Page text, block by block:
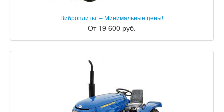
Виброплиты. – Минимальные цены!
От 19 600 руб.